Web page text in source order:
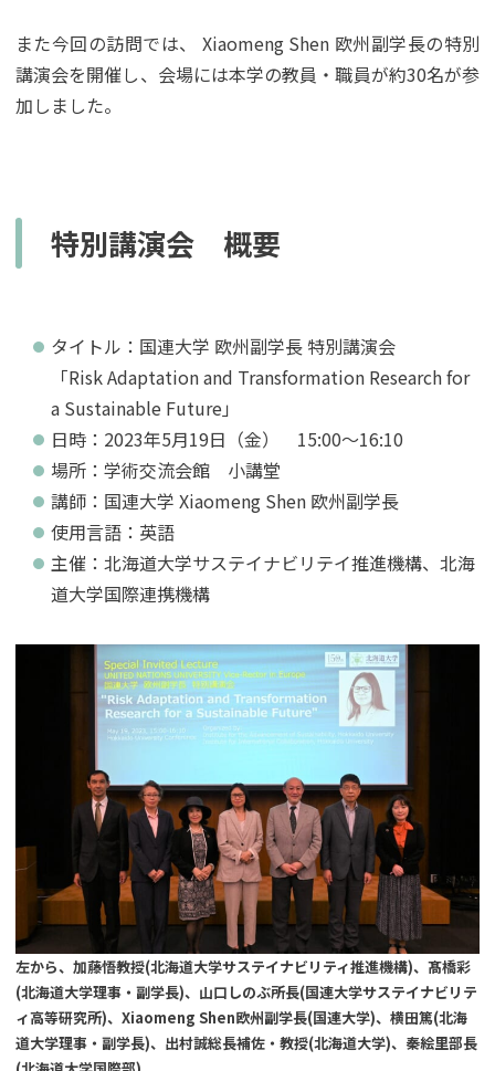
また今回の訪問では、 Xiaomeng Shen 欧州副学長の特別
講演会を開催し、会場には本学の教員・職員が約30名が参
加しました。
特別講演会 概要
タイトル：国連大学 欧州副学長 特別講演会
「Risk Adaptation and Transformation Research for
a Sustainable Future」
日時：2023年5月19日（金） 15:00～16:10
場所：学術交流会館 小講堂
講師：国連大学 Xiaomeng Shen 欧州副学長
使用言語：英語
主催：北海道大学サステイナビリテイ推進機構、北海
道大学国際連携機構
左から、加藤悟教授(北海道大学サステイナビリティ推進機構)、髙橋彩
(北海道大学理事・副学長)、山口しのぶ所長(国連大学サステイナビリテ
ィ高等研究所)、Xiaomeng Shen欧州副学長(国連大学)、横田篤(北海
道大学理事・副学長)、出村誠総長補佐・教授(北海道大学)、秦絵里部長